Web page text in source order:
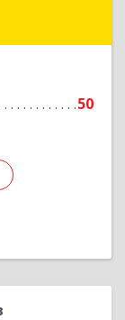
50
г, Мира пр-